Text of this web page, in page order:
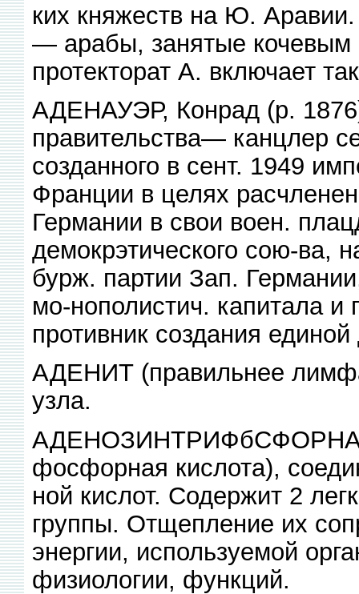
ких княжеств на Ю.
— арабы, занятые кочевым
протекторат А. включает
АДЕНАУЭР, Конрад (р.
правительства— канцлер
созданного в сент. 1949
Франции в целях
Германии в свои воен.
демокрэтического сою-ва,
бурж. партии Зап.
мо-нополистич. капитала
противник создания
АДЕНИТ (правильнее
узла.
фосфорная кислота),
ной кислот. Содержит 2
группы. Отщепление их
энергии, используемой
физиологии, функций.